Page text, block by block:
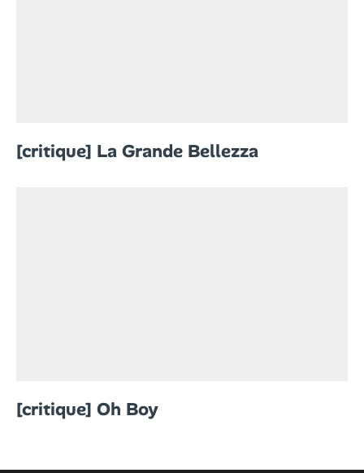
[critique] La Grande Bellezza
[critique] Oh Boy